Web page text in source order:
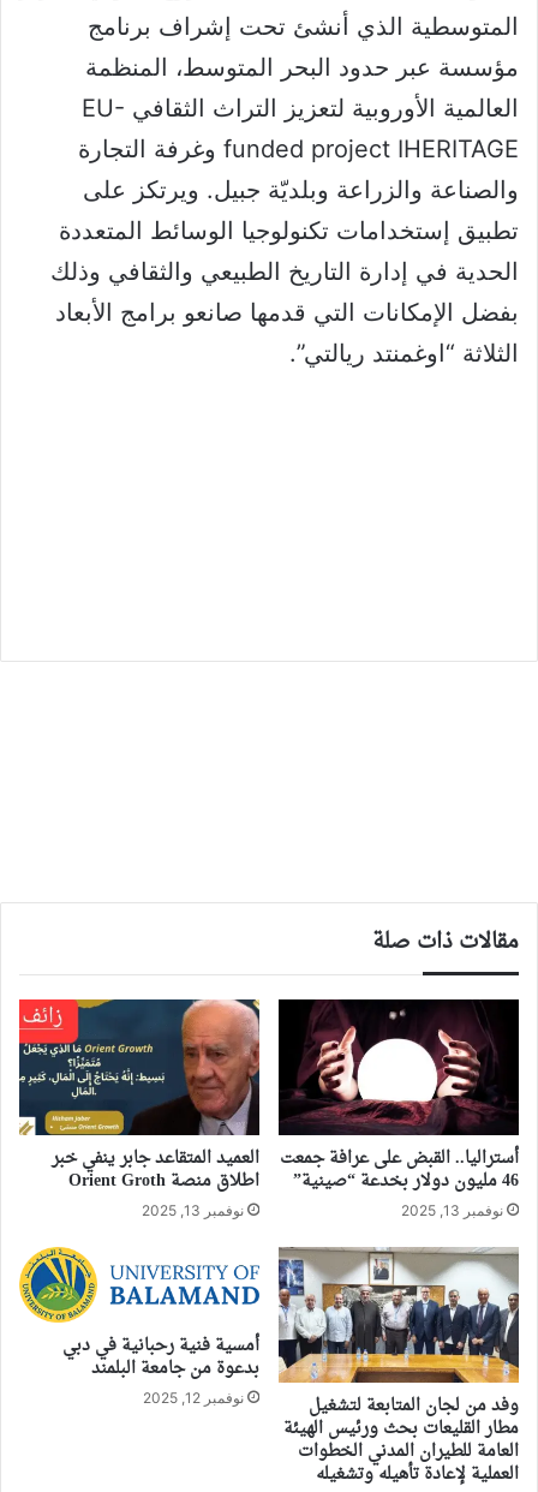
المتوسطية الذي أنشئ تحت إشراف برنامج
مؤسسة عبر حدود البحر المتوسط، المنظمة
العالمية الأوروبية لتعزيز التراث الثقافي EU-
funded project IHERITAGE وغرفة التجارة
والصناعة والزراعة وبلديّة جبيل. ويرتكز على
تطبيق إستخدامات تكنولوجيا الوسائط المتعددة
الحدية في إدارة التاريخ الطبيعي والثقافي وذلك
بفضل الإمكانات التي قدمها صانعو برامج الأبعاد
الثلاثة “اوغمنتد ريالتي”.
مقالات ذات صلة
أستراليا.. القبض على عرافة جمعت
46 مليون دولار بخدعة “صينية”
نوفمبر 13, 2025
العميد المتقاعد جابر ينفي خبر
اطلاق منصة Orient Groth
نوفمبر 13, 2025
وفد من لجان المتابعة لتشغيل
مطار القليعات بحث ورئيس الهيئة
العامة للطيران المدني الخطوات
العملية لإعادة تأهيله وتشغيله
أمسية فنية رحبانية في دبي
بدعوة من جامعة البلمند
نوفمبر 12, 2025